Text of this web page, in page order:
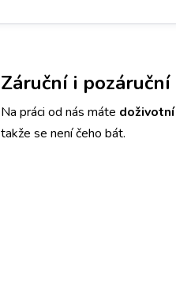
Záruční i
Na práci od nás máte
takže se není čeho bát.